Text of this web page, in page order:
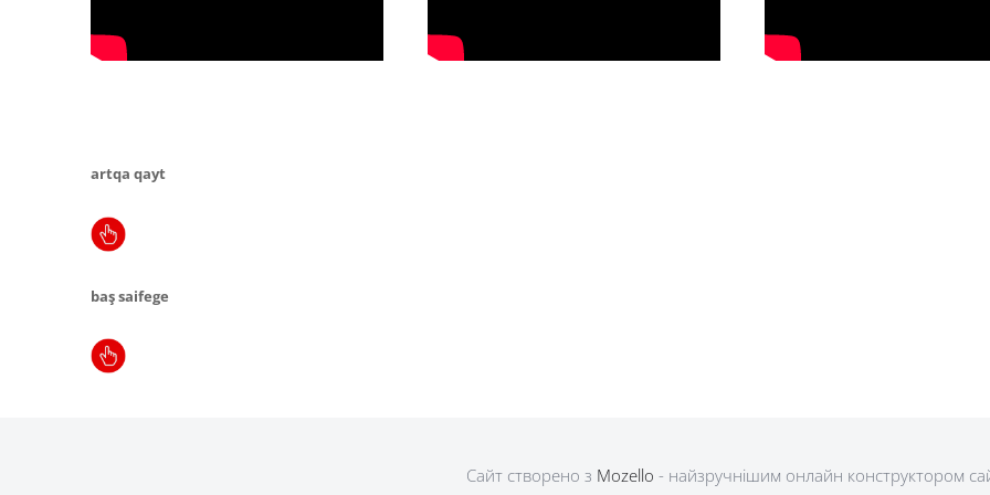
artqa qayt
baş saifege
Сайт створено з Mozello - найзручнішим онлайн конструктором